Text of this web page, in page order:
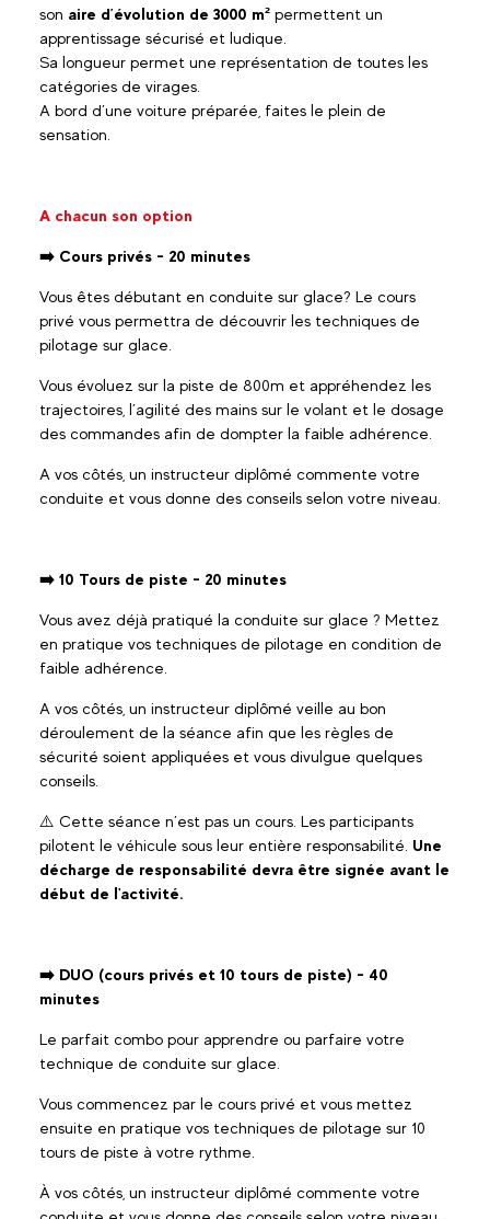
son aire d’évolution de 3000 m² permettent un
apprentissage sécurisé et ludique.
Sa longueur permet une représentation de toutes les
catégories de virages.
A bord d’une voiture préparée, faites le plein de
sensation.
A chacun son option
➡️ Cours privés - 20 minutes
Vous êtes débutant en conduite sur glace? Le cours
privé vous permettra de découvrir les techniques de
pilotage sur glace.
Vous évoluez sur la piste de 800m et appréhendez les
trajectoires, l’agilité des mains sur le volant et le dosage
des commandes afin de dompter la faible adhérence.
A vos côtés, un instructeur diplômé commente votre
conduite et vous donne des conseils selon votre niveau.
➡️ 10 Tours de piste - 20 minutes
Vous avez déjà pratiqué la conduite sur glace ? Mettez
en pratique vos techniques de pilotage en condition de
faible adhérence.
A vos côtés, un instructeur diplômé veille au bon
déroulement de la séance afin que les règles de
sécurité soient appliquées et vous divulgue quelques
conseils.
⚠️ Cette séance n’est pas un cours. Les participants
pilotent le véhicule sous leur entière responsabilité. Une
décharge de responsabilité devra être signée avant le
début de l'activité.
➡️ DUO (cours privés et 10 tours de piste) - 40
minutes
Le parfait combo pour apprendre ou parfaire votre
technique de conduite sur glace.
Vous commencez par le cours privé et vous mettez
ensuite en pratique vos techniques de pilotage sur 10
tours de piste à votre rythme.
À vos côtés, un instructeur diplômé commente votre